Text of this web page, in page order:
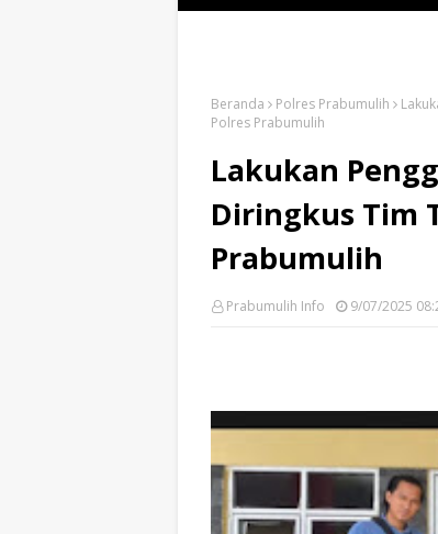
Beranda Polres Prabumulih
Polres Prabumulih
Lakukan
Diringkus Tim
Prabumulih
Prabumulih Info 9/07/2025